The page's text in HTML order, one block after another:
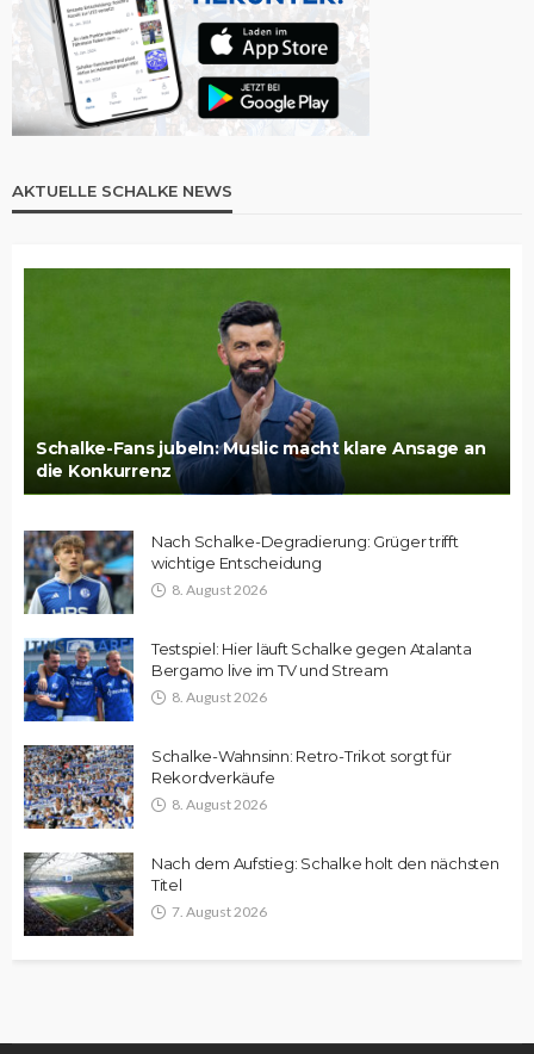
AKTUELLE SCHALKE NEWS
Schalke-Fans jubeln: Muslic macht klare Ansage an
die Konkurrenz
Nach Schalke-Degradierung: Grüger trifft
wichtige Entscheidung
8. August 2026
Testspiel: Hier läuft Schalke gegen Atalanta
Bergamo live im TV und Stream
8. August 2026
Schalke-Wahnsinn: Retro-Trikot sorgt für
Rekordverkäufe
8. August 2026
Nach dem Aufstieg: Schalke holt den nächsten
Titel
7. August 2026